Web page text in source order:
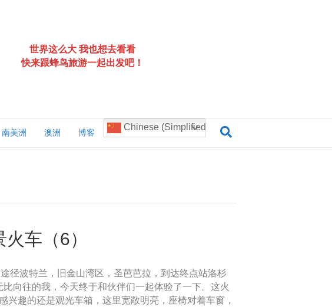
世界这么大 我也想去看看
快来跟蜂鸟旅游一起出发吧！
南美洲 澳洲 博客
Chinese (Simplified)
车（6）
径波特兰，旧金山湾区，圣芭芭拉，到达终点站洛杉
向往的我，今天终于和伙伴们一起体验了一下。这火
趣的还是观光车箱，这里宽敞明亮，座椅对着车窗，